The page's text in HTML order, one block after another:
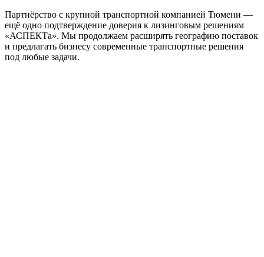
Партнёрство с крупной транспортной компанией Тюмени —
ещё одно подтверждение доверия к лизинговым решениям
«АСПЕКТа». Мы продолжаем расширять географию поставок
и предлагать бизнесу современные транспортные решения
под любые задачи.